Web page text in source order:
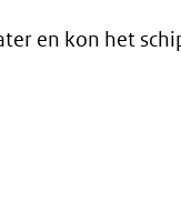
en kon het